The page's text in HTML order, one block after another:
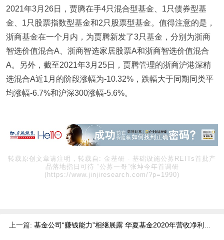
2021年3月26日，贾腾在手4只混合型基金、1只债券型基
金、1只股票指数型基金和2只股票型基金。值得注意的是，
浙商基金在一个月内，为贾腾新发了3只基金，分别为浙商
智选价值混合A、浙商智选家居股票A和浙商智选价值混合
A。另外，截至2021年3月25日，贾腾管理的浙商沪港深精
选混合A近1月的阶段涨幅为-10.32%，跌幅大于同期同类平
均涨幅-6.7%和沪深300涨幅-5.6%。
转载原创文章请注明，转载自: 金基研 - 基础设施公募REITs首批产
品落地指日可待 “公募一哥”张坤今年首调研
(https://www.jinjiresearch.com/?p=1990)
上一篇: 基金公司“赚钱能力”相继展露 华夏基金2020年营收净利现“双增长”